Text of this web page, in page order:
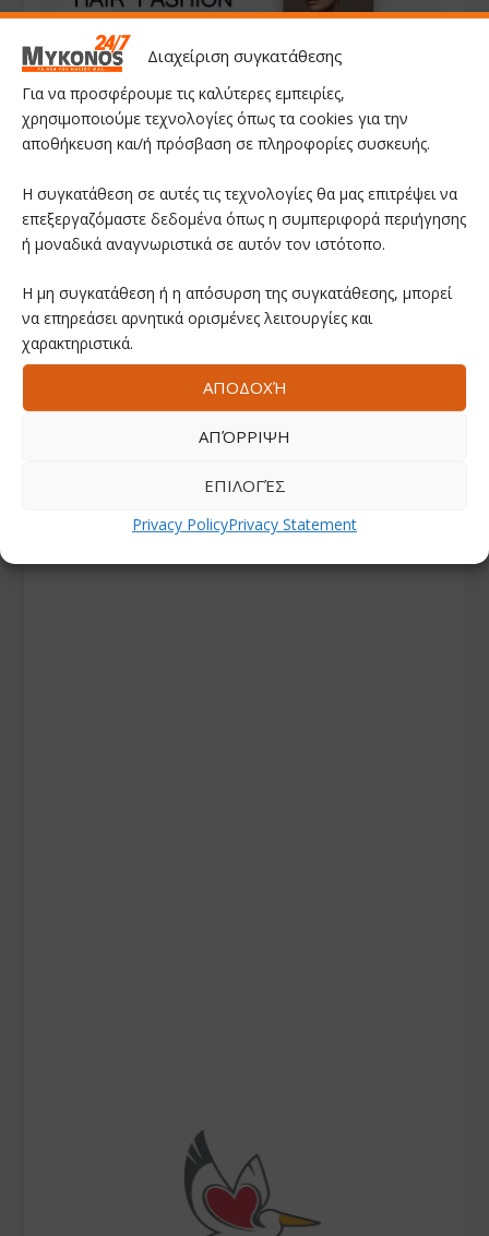
Διαχείριση συγκατάθεσης
Για να προσφέρουμε τις καλύτερες εμπειρίες,
χρησιμοποιούμε τεχνολογίες όπως τα cookies για την
αποθήκευση και/ή πρόσβαση σε πληροφορίες συσκευής.
Η συγκατάθεση σε αυτές τις τεχνολογίες θα μας επιτρέψει να
επεξεργαζόμαστε δεδομένα όπως η συμπεριφορά περιήγησης
ή μοναδικά αναγνωριστικά σε αυτόν τον ιστότοπο.
Η μη συγκατάθεση ή η απόσυρση της συγκατάθεσης, μπορεί
να επηρεάσει αρνητικά ορισμένες λειτουργίες και
χαρακτηριστικά.
ΑΠΟΔΟΧΉ
ΑΠΌΡΡΙΨΗ
ΕΠΙΛΟΓΈΣ
Privacy PolicyPrivacy Statement